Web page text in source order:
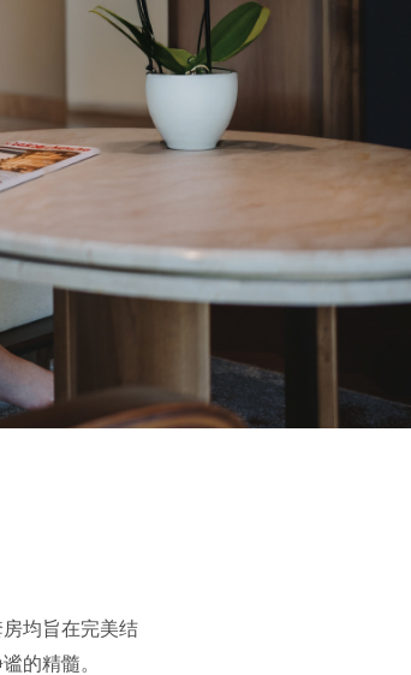
均旨在完美结
的精髓。